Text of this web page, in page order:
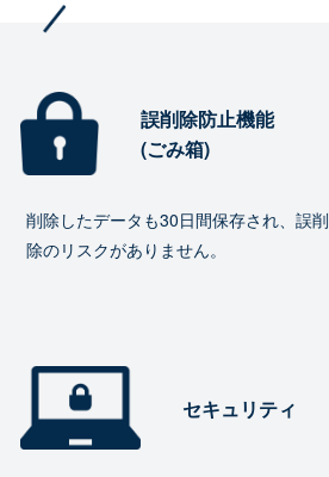
誤削除防止機能
(ごみ箱)
削除したデータも30日間保存され、誤削
除のリスクがありません。
セキュリティ